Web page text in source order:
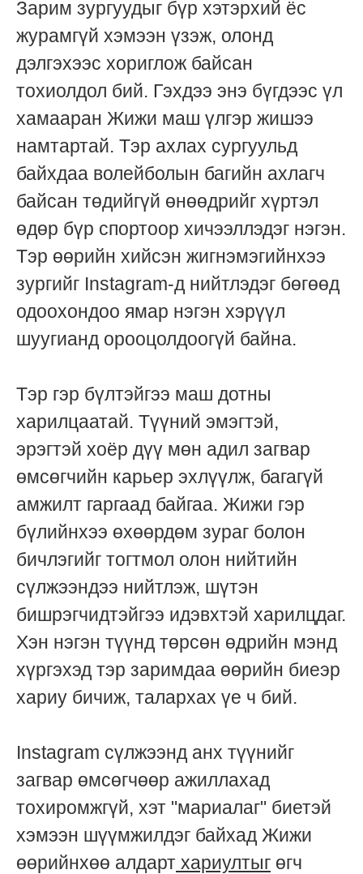
Зарим зургуудыг бүр хэтэрхий ёс
журамгүй хэмээн үзэж, олонд
дэлгэхээс хориглож байсан
тохиолдол бий. Гэхдээ энэ бүгдээс үл
хамааран Жижи маш үлгэр жишээ
намтартай. Тэр ахлах сургуульд
байхдаа волейболын багийн ахлагч
байсан төдийгүй өнөөдрийг хүртэл
өдөр бүр спортоор хичээллэдэг нэгэн.
Тэр өөрийн хийсэн жигнэмэгийнхээ
зургийг Instagram-д нийтлэдэг бөгөөд
одоохондоо ямар нэгэн хэрүүл
шуугианд орооцолдоогүй байна.
Тэр гэр бүлтэйгээ маш дотны
харилцаатай. Түүний эмэгтэй,
эрэгтэй хоёр дүү мөн адил загвар
өмсөгчийн карьер эхлүүлж, багагүй
амжилт гаргаад байгаа. Жижи гэр
бүлийнхээ өхөөрдөм зураг болон
бичлэгийг тогтмол олон нийтийн
сүлжээндээ нийтлэж, шүтэн
бишрэгчидтэйгээ идэвхтэй харилцдаг.
Хэн нэгэн түүнд төрсөн өдрийн мэнд
хүргэхэд тэр заримдаа өөрийн биеэр
хариу бичиж, талархах үе ч бий.
Instagram сүлжээнд анх түүнийг
загвар өмсөгчөөр ажиллахад
тохиромжгүй, хэт "мариалаг" биетэй
хэмээн шүүмжилдэг байхад Жижи
өөрийнхөө алдарт хариултыг өгч